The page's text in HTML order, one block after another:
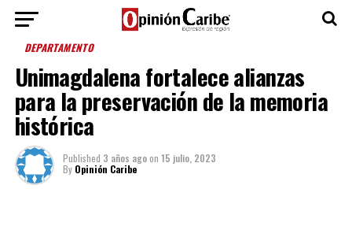
DEPARTAMENTO
Unimagdalena fortalece alianzas
para la preservación de la memoria
histórica
Published 3 años agoon 15 julio, 2023
By Opinión Caribe